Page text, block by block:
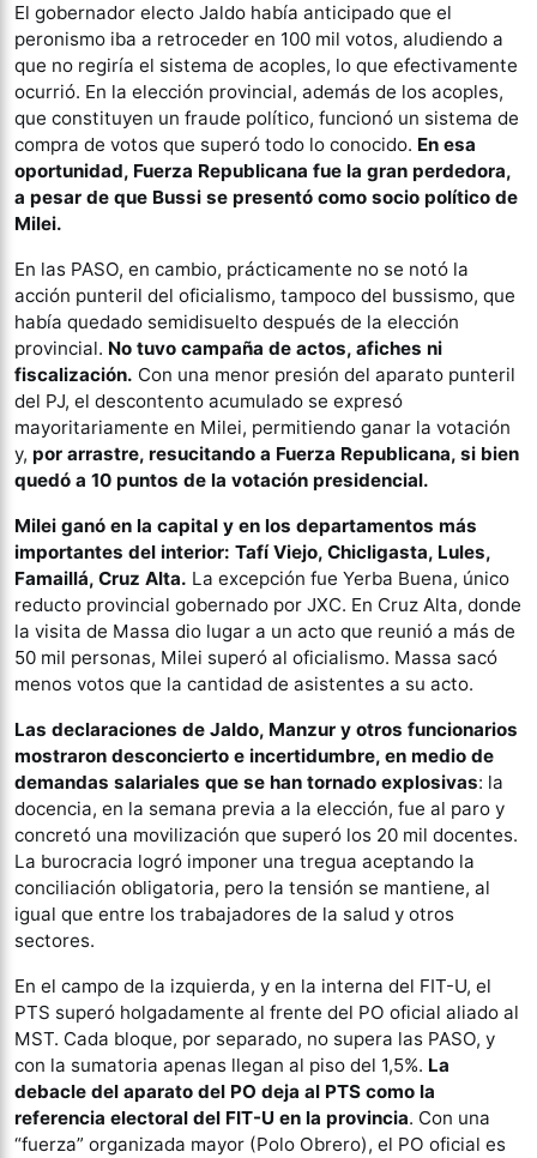
El gobernador electo Jaldo había anticipado que el
peronismo iba a retroceder en 100 mil votos, aludiendo a
que no regiría el sistema de acoples, lo que efectivamente
ocurrió. En la elección provincial, además de los acoples,
que constituyen un fraude político, funcionó un sistema de
compra de votos que superó todo lo conocido. En esa
oportunidad, Fuerza Republicana fue la gran perdedora,
a pesar de que Bussi se presentó como socio político de
Milei.
En las PASO, en cambio, prácticamente no se notó la
acción punteril del oficialismo, tampoco del bussismo, que
había quedado semidisuelto después de la elección
provincial. No tuvo campaña de actos, afiches ni
fiscalización. Con una menor presión del aparato punteril
del PJ, el descontento acumulado se expresó
mayoritariamente en Milei, permitiendo ganar la votación
y, por arrastre, resucitando a Fuerza Republicana, si bien
quedó a 10 puntos de la votación presidencial.
Milei ganó en la capital y en los departamentos más
importantes del interior: Tafí Viejo, Chicligasta, Lules,
Famaillá, Cruz Alta. La excepción fue Yerba Buena, único
reducto provincial gobernado por JXC. En Cruz Alta, donde
la visita de Massa dio lugar a un acto que reunió a más de
50 mil personas, Milei superó al oficialismo. Massa sacó
menos votos que la cantidad de asistentes a su acto.
Las declaraciones de Jaldo, Manzur y otros funcionarios
mostraron desconcierto e incertidumbre, en medio de
demandas salariales que se han tornado explosivas: la
docencia, en la semana previa a la elección, fue al paro y
concretó una movilización que superó los 20 mil docentes.
La burocracia logró imponer una tregua aceptando la
conciliación obligatoria, pero la tensión se mantiene, al
igual que entre los trabajadores de la salud y otros
sectores.
En el campo de la izquierda, y en la interna del FIT-U, el
PTS superó holgadamente al frente del PO oficial aliado al
MST. Cada bloque, por separado, no supera las PASO, y
con la sumatoria apenas llegan al piso del 1,5%. La
debacle del aparato del PO deja al PTS como la
referencia electoral del FIT-U en la provincia. Con una
“fuerza” organizada mayor (Polo Obrero), el PO oficial es